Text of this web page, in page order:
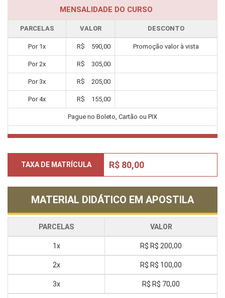
MENSALIDADE DO CURSO
PARCELAS VALOR DESCONTO
Por 1x R$ 590,00 Promoção valor à vista
Por 2x R$ 305,00
Por 3x R$ 205,00
Por4x R$ 155,00
Pague no Boleto, Cartão ou PIX
TAXA DE MATRÍCULA R$ 80,00
MATERIAL DIDÁTICO EM APOSTILA
PARCELAS VALOR
1x R$ R$ 200,00
2x R$ R$ 100,00
3x R$ R$ 70,00